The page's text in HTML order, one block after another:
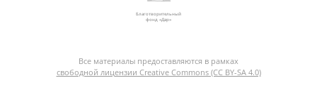
Благотворительный
фонд «Дар»
Все материалы предоставляются в рамках
свободной лицензии Creative Commons (CC BY-SA 4.0)